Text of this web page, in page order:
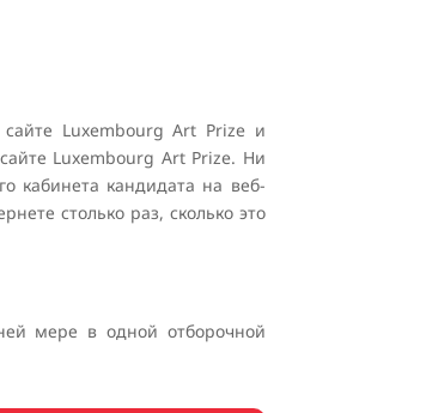
Luxembourg Art Prize и
Luxembourg Art Prize. Ни
кабинета кандидата на веб-
столько раз, сколько это
мере в одной отборочной